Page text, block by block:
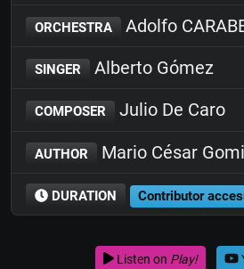
ORCHESTRA Adolfo
SINGER Alberto Gómez
COMPOSER Julio De Caro
AUTHOR Mario César
DURATION Contributor
Listen on Play!